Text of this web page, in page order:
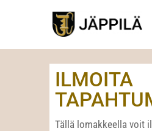
ILMOITA
Tällä lomakkeella voit